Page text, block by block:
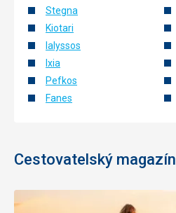
Stegna
Kiotari
Ialyssos
Ixia
Pefkos
Fanes
Cestovatelský magazín